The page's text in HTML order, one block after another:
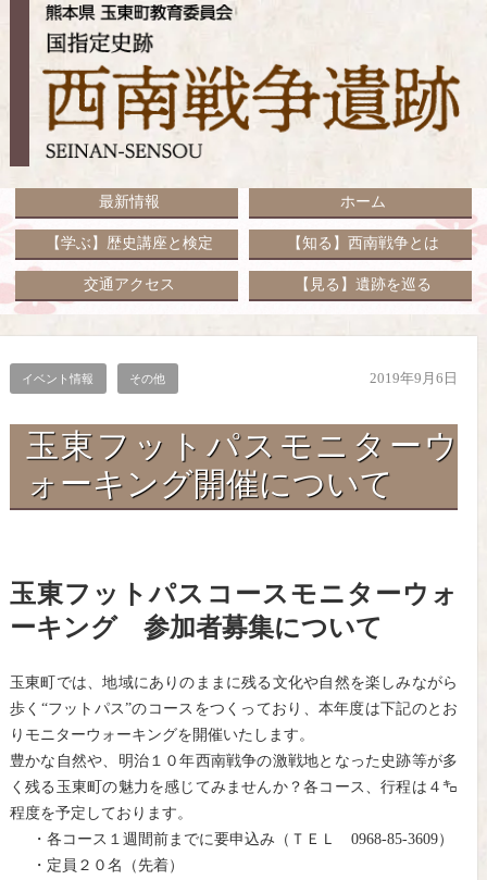
ホーム
最新情報
【知る】西南戦争とは
【学ぶ】歴史講座と検定
【見る】遺跡を巡る
交通アクセス
イベント情報 その他 2019年9月6日
玉東フットパスモニターウ
ォーキング開催について
玉東フットパスコースモニターウォ
ーキング 参加者募集について
玉東町では、地域にありのままに残る文化や自然を楽しみながら
歩く“フットパス”のコースをつくっており、本年度は下記のとお
りモニターウォーキングを開催いたします。
豊かな自然や、明治１０年西南戦争の激戦地となった史跡等が多
く残る玉東町の魅力を感じてみませんか？各コース、行程は４㌔
程度を予定しております。
・各コース１週間前までに要申込み（ＴＥＬ 0968-85-3609）
・定員２０名（先着）